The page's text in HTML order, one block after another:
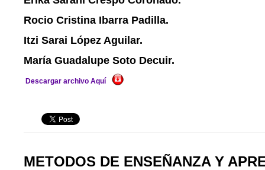
Rocio Cristina Ibarra Padilla.
Itzi Sarai López Aguilar.
María Guadalupe Soto Decuir.
Descargar archivo Aquí
METODOS DE ENSEÑANZA Y